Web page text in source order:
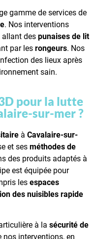
gamme de services de
. Nos interventions
allant des punaises de lit
par les rongeurs. Nos
des lieux après
sain.
pour la lutte
sur-mer ?
à Cavalaire-sur-
et ses méthodes de
des produits adaptés à
est équipée pour
les espaces
des nuisibles rapide
à la sécurité de
nos interventions, en